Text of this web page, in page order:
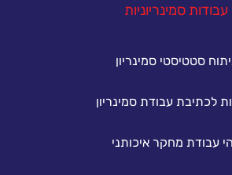
עבודות סמינריוניות
סטטיסטי סמינריון
לכתיבת עבודת סמינריון
עבודת מחקר איכותני